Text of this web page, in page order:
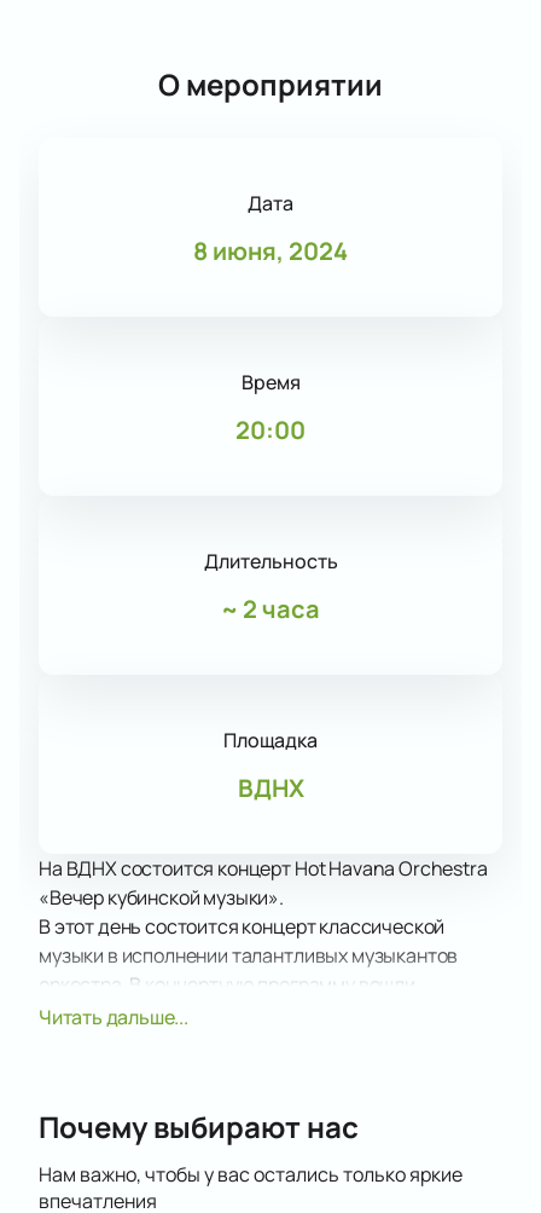
О мероприятии
Дата
8 июня, 2024
Время
20:00
Длительность
~ 2 часа
Площадка
ВДНХ
На ВДНХ состоится концерт Hot Havana Оrchestra
«Вечер кубинской музыки».
В этот день состоится концерт классической
музыки в исполнении талантливых музыкантов
оркестра. В концертную программу вошли
фрагменты произведений признанных гениев,
В окончательный вариант музыкальной программы
случае вы получите массу удовольствия от
Читать дальше...
Почему выбирают нас
Нам важно, чтобы у вас остались только яркие
впечатления